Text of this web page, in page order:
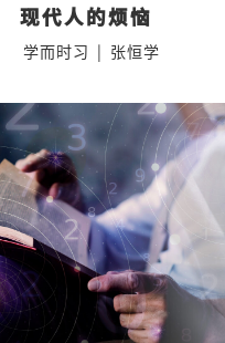
现代人的烦恼
学而时习 | 张恒学